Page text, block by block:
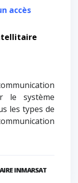
accès
le système
les types de
INMARSAT